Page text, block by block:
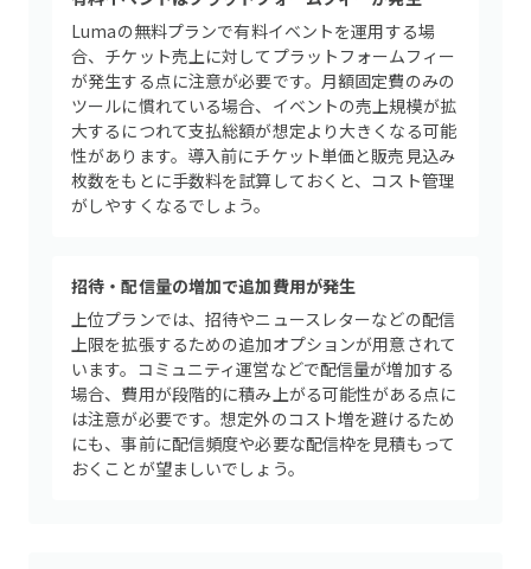
Lumaの無料プランで有料イベントを運用する場
合、チケット売上に対してプラットフォームフィー
が発生する点に注意が必要です。月額固定費のみの
ツールに慣れている場合、イベントの売上規模が拡
大するにつれて支払総額が想定より大きくなる可能
性があります。導入前にチケット単価と販売見込み
枚数をもとに手数料を試算しておくと、コスト管理
がしやすくなるでしょう。
招待・配信量の増加で追加費用が発生
上位プランでは、招待やニュースレターなどの配信
上限を拡張するための追加オプションが用意されて
います。コミュニティ運営などで配信量が増加する
場合、費用が段階的に積み上がる可能性がある点に
は注意が必要です。想定外のコスト増を避けるため
にも、事前に配信頻度や必要な配信枠を見積もって
おくことが望ましいでしょう。